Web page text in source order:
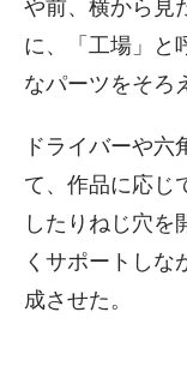
や前、横から見
に、「工場」と
なパーツをそろ
ドライバーや
て、作品に応じ
したりねじ穴を
くサポートしな
成させた。